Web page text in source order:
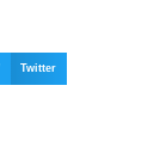
Twitter